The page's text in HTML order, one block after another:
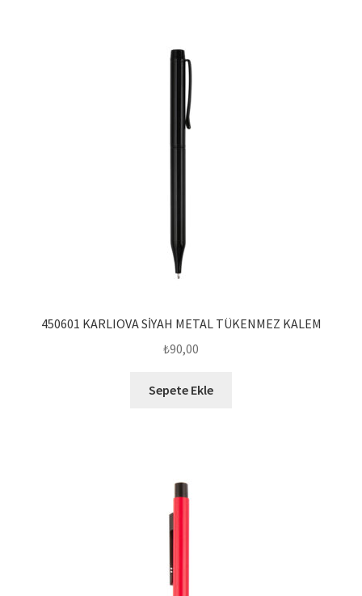
450601 KARLIOVA SİYAH METAL TÜKENMEZ KALEM
₺90,00
Sepete Ekle